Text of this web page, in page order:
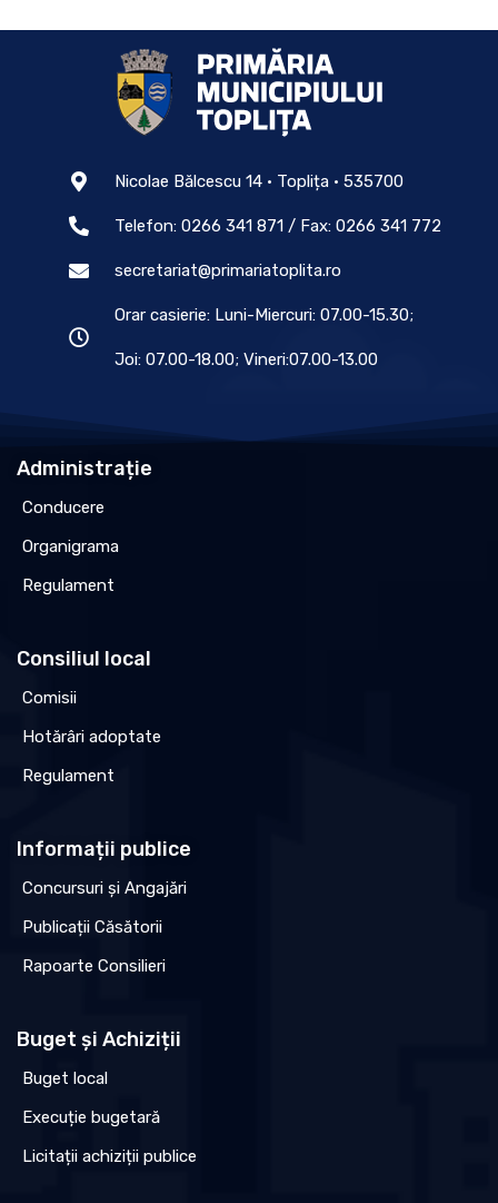
Nicolae Bălcescu 14 • Toplița • 535700
Telefon: 0266 341 871 / Fax: 0266 341 772
secretariat@primariatoplita.ro
Orar casierie: Luni-Miercuri: 07.00-15.30;
Joi: 07.00-18.00; Vineri:07.00-13.00
Administrație
Conducere
Organigrama
Regulament
Consiliul local
Comisii
Hotărâri adoptate
Regulament
Informații publice
Concursuri și Angajări
Publicații Căsătorii
Rapoarte Consilieri
Buget și Achiziții
Buget local
Execuție bugetară
Licitații achiziții publice